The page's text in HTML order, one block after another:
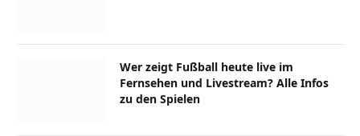
Wer zeigt Fußball heute live im
Fernsehen und Livestream? Alle Infos
zu den Spielen